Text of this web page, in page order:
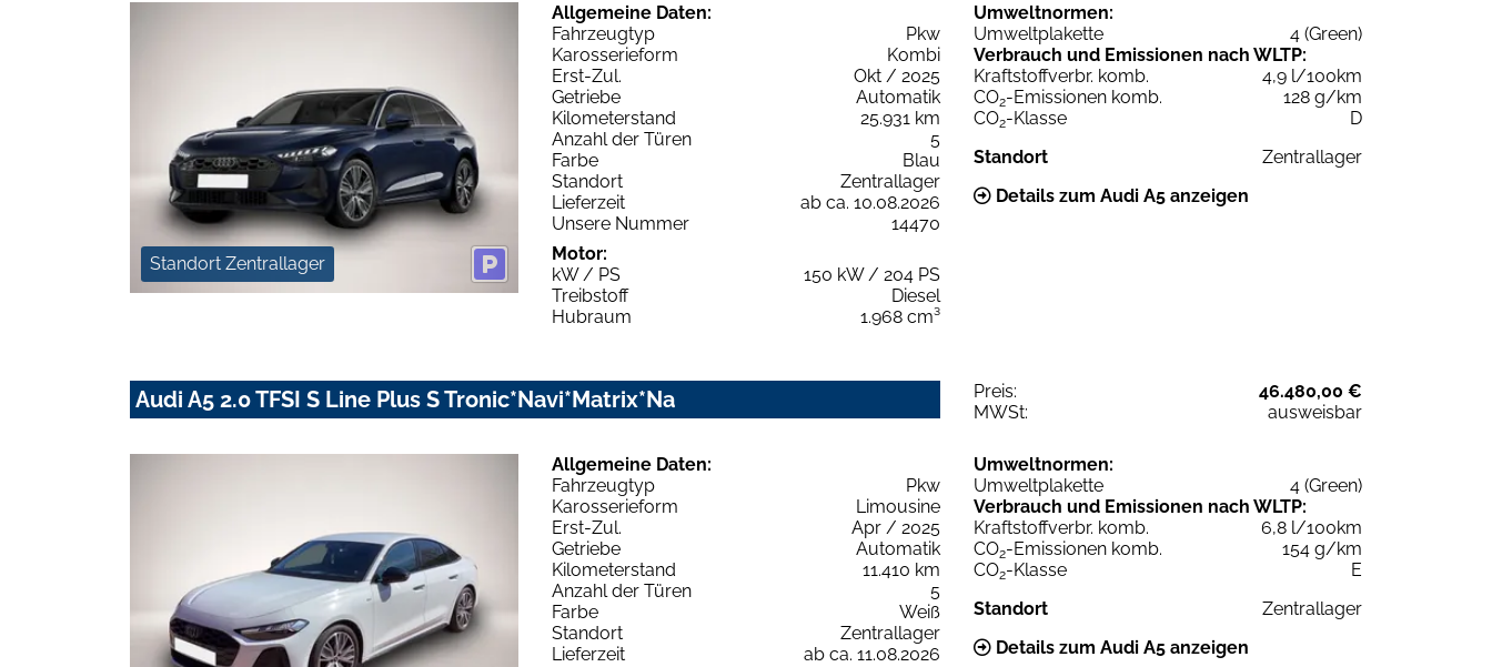
Standort Zentrallager
Allgemeine Daten:
Fahrzeugtyp
Pkw
Karosserieform
Kombi
Erst-Zul.
Okt / 2025
Getriebe
Automatik
Kilometerstand
25.931 km
Anzahl der Türen
5
Farbe
Blau
Standort
Zentrallager
Lieferzeit
ab ca. 10.08.2026
Unsere Nummer
14470
Motor:
kW / PS
150 kW / 204 PS
Treibstoff
Diesel
Hubraum
1.968 cm³
Umweltnormen:
Umweltplakette
4 (Green)
Verbrauch und Emissionen nach WLTP:
Kraftstoffverbr. komb.
4,9 l/100km
CO2-Emissionen komb.
128 g/km
CO2-Klasse
D
Standort
Zentrallager
Details zum Audi A5 anzeigen
Audi A5 2.0 TFSI S Line Plus S Tronic*Navi*Matrix*Na Preis:
46.480,00 €
MWSt:
ausweisbar
Allgemeine Daten:
Fahrzeugtyp
Pkw
Karosserieform
Limousine
Erst-Zul.
Apr / 2025
Getriebe
Automatik
Kilometerstand
11.410 km
Anzahl der Türen
5
Farbe
Weiß
Standort
Zentrallager
Lieferzeit
ab ca. 11.08.2026
Umweltnormen:
Umweltplakette
4 (Green)
Verbrauch und Emissionen nach WLTP:
Kraftstoffverbr. komb.
6,8 l/100km
CO2-Emissionen komb.
154 g/km
CO2-Klasse
E
Standort
Zentrallager
Details zum Audi A5 anzeigen